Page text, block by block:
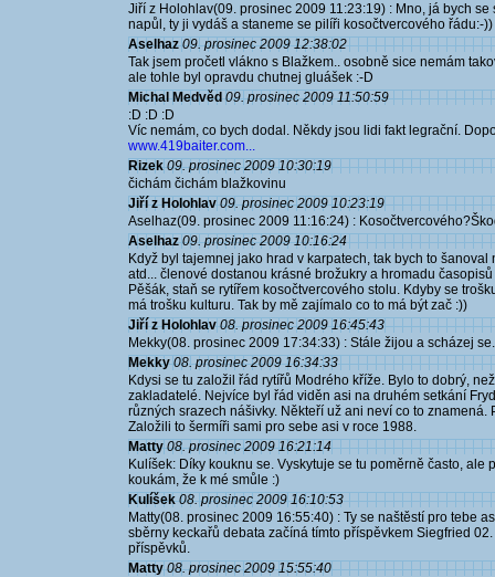
Jiří z Holohlav(09. prosinec 2009 11:23:19) : Mno, já bych
napůl, ty ji vydáš a staneme se pilíři kosočtvercového řádu:-))
Aselhaz 09. prosinec 2009 12:38:02
Tak jsem pročetl vlákno s Blažkem.. osobně sice nemám
ale tohle byl opravdu chutnej gluášek :-D
Michal Medvěd 09. prosinec 2009 11:50:59
:D :D :D
Víc nemám, co bych dodal. Někdy jsou lidi fakt legrační.
www.419baiter.com...
Rizek 09. prosinec 2009 10:30:19
čichám čichám blažkovinu
Jiří z Holohlav 09. prosinec 2009 10:23:19
Aselhaz(09. prosinec 2009 11:16:24) :
Aselhaz 09. prosinec 2009 10:16:24
Když byl tajemnej jako hrad v karpatech, tak bych to
atd... členové dostanou krásné brožukry a hromadu
Pěšák, staň se rytířem kosočtvercového stolu. Kdyby se
má trošku kulturu. Tak by mě zajímalo co to má být zač :))
Jiří z Holohlav 08. prosinec 2009 16:45:43
Mekky(08. prosinec 2009 17:34:33) : Stále žijou a scházej
Mekky 08. prosinec 2009 16:34:33
Kdysi se tu založil řád rytířů Modrého kříže. Bylo to dobrý,
zakladatelé. Nejvíce byl řád viděn asi na druhém setkání
různých srazech nášivky. Někteří už ani neví co to
Založili to šermíři sami pro sebe asi v roce 1988.
Matty 08. prosinec 2009 16:21:14
Kulíšek: Díky kouknu se. Vyskytuje se tu poměrně často,
koukám, že k mé smůle :)
Kulíšek 08. prosinec 2009 16:10:53
Matty(08. prosinec 2009 16:55:40) : Ty se naštěstí pro tebe
sběrny keckařů debata začíná tímto příspěvkem Siegfried
příspěvků.
Matty 08. prosinec 2009 15:55:40